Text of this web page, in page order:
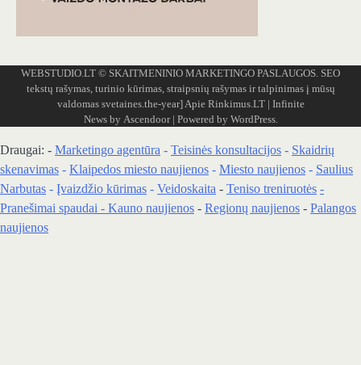
WEBSTUDIO.LT © SKAITMENINIO MARKETINGO PASLAUGOS. SEO
tekstų rašymas, turinio kūrimas, straipsnių rašymas ir talpinimas į mūsų
valdomas svetaines.the-year]Apie Rinkimus.LT| Infinite
News by Ascendoor| Powered by WordPress.
Draugai: - Marketingo agentūra - Teisinės konsultacijos - Skaidrių
skenavimas - Klaipedos miesto naujienos - Miesto naujienos - Saulius
Narbutas - Įvaizdžio kūrimas - Veidoskaita - Teniso treniruotės -
Pranešimai spaudai - Kauno naujienos - Regionų naujienos - Palangos
naujienos